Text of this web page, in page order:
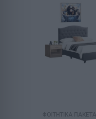
ΦΟΙΤΗΤΙΚΑ ΠΑΚΕΤΑ